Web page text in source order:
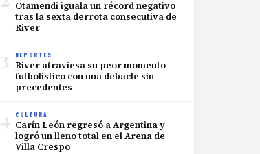
Otamendi iguala un récord negativo
tras la sexta derrota consecutiva de
River
3 DEPORTES
River atraviesa su peor momento
futbolístico con una debacle sin
precedentes
4 CULTURA
Carín León regresó a Argentina y
logró un lleno total en el Arena de
Villa Crespo